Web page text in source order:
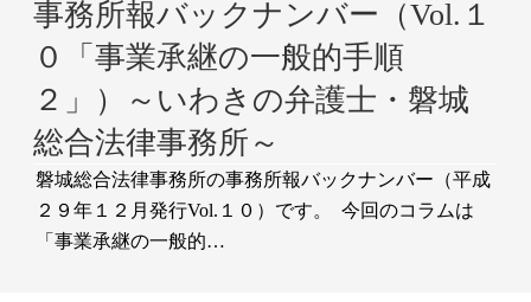
日:
事務所報バックナンバー（Vol.１
０「事業承継の一般的手順
２」）～いわきの弁護士・磐城
総合法律事務所～
磐城総合法律事務所の事務所報バックナンバー（平成
２９年１２月発行Vol.１０）です。 今回のコラムは
「事業承継の一般的…